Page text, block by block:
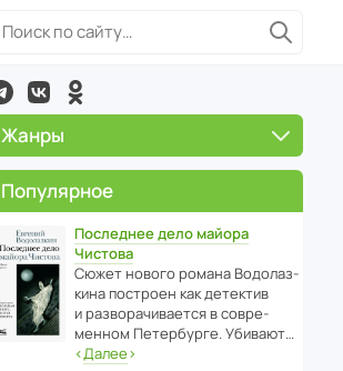
Жанры
Популярное
Последнее дело майора
Чистова
Сюжет нового романа Водо­ла­з­
кина пост­роен как дете­ктив
и разво­ра­чи­ва­ется в совре­
менном Пете­р­бурге. Убивают…
‹Далее›